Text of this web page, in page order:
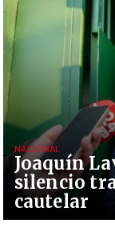
Joaquín
silencio
cautelar
NACIONAL